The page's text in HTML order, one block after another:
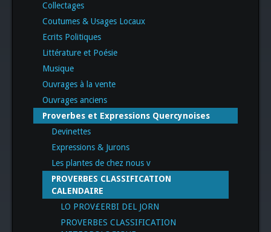
Collectages
Coutumes & Usages Locaux
Ecrits Politiques
Littérature et Poésie
Musique
Ouvrages à la vente
Ouvrages anciens
Proverbes et Expressions Quercynoises
Devinettes
Expressions & Jurons
Les plantes de chez nous v
PROVERBES CLASSIFICATION
CALENDAIRE
LO PROV£ERBI DEL JORN
PROVERBES CLASSIFICATION